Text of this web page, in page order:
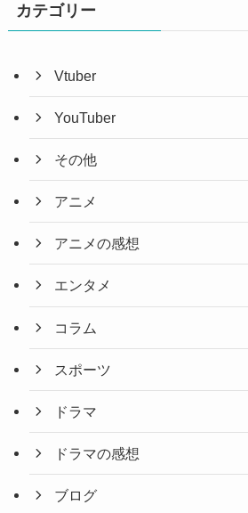
カテゴリー
Vtuber
YouTuber
その他
アニメ
アニメの感想
エンタメ
コラム
スポーツ
ドラマ
ドラマの感想
ブログ